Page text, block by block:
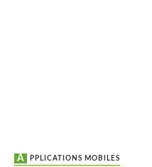
APPLICATIONS MOBILES